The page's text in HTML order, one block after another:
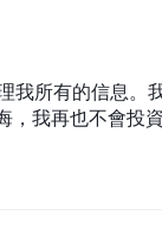
司債券（
國際組織發行的
所有的信息。
我再也不會投